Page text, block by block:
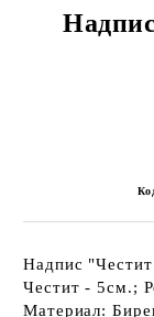
Надпис
Честит - 5см.;
Материал: